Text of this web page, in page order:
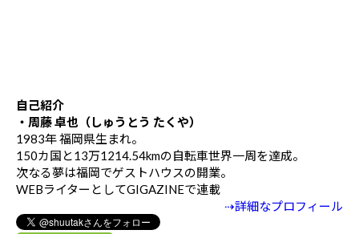
自己紹介
・周藤 卓也（しゅうとう たくや）
1983年 福岡県生まれ。
150カ国と13万1214.54kmの自転車世界一周を達成。
次なる夢は福岡でゲストハウスの開業。
WEBライターとしてGIGAZINEで連載
⇢詳細なプロフィール